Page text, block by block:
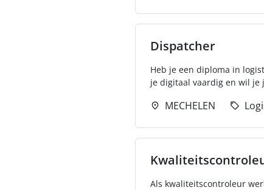
Dispatcher
Heb je een diploma in
je digitaal vaardig en wil je
MECHELEN
Als kwaliteitscontroleur